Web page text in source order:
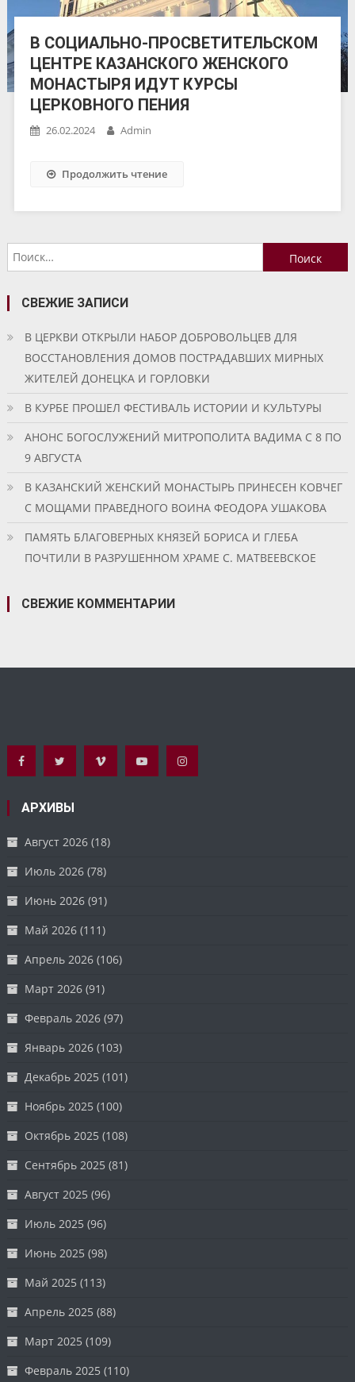
В СОЦИАЛЬНО-ПРОСВЕТИТЕЛЬСКОМ
ЦЕНТРЕ КАЗАНСКОГО ЖЕНСКОГО
МОНАСТЫРЯ ИДУТ КУРСЫ
ЦЕРКОВНОГО ПЕНИЯ
26.02.2024 Admin
Продолжить чтение
Найти:
СВЕЖИЕ ЗАПИСИ
В ЦЕРКВИ ОТКРЫЛИ НАБОР ДОБРОВОЛЬЦЕВ ДЛЯ
ВОССТАНОВЛЕНИЯ ДОМОВ ПОСТРАДАВШИХ МИРНЫХ
ЖИТЕЛЕЙ ДОНЕЦКА И ГОРЛОВКИ
В КУРБЕ ПРОШЕЛ ФЕСТИВАЛЬ ИСТОРИИ И КУЛЬТУРЫ
АНОНС БОГОСЛУЖЕНИЙ МИТРОПОЛИТА ВАДИМА С 8 ПО
9 АВГУСТА
В КАЗАНСКИЙ ЖЕНСКИЙ МОНАСТЫРЬ ПРИНЕСЕН КОВЧЕГ
С МОЩАМИ ПРАВЕДНОГО ВОИНА ФЕОДОРА УШАКОВА
ПАМЯТЬ БЛАГОВЕРНЫХ КНЯЗЕЙ БОРИСА И ГЛЕБА
ПОЧТИЛИ В РАЗРУШЕННОМ ХРАМЕ С. МАТВЕЕВСКОЕ
СВЕЖИЕ КОММЕНТАРИИ
АРХИВЫ
Август 2026 (18)
Июль 2026 (78)
Июнь 2026 (91)
Май 2026 (111)
Апрель 2026 (106)
Март 2026 (91)
Февраль 2026 (97)
Январь 2026 (103)
Декабрь 2025 (101)
Ноябрь 2025 (100)
Октябрь 2025 (108)
Сентябрь 2025 (81)
Август 2025 (96)
Июль 2025 (96)
Июнь 2025 (98)
Май 2025 (113)
Апрель 2025 (88)
Март 2025 (109)
Февраль 2025 (110)